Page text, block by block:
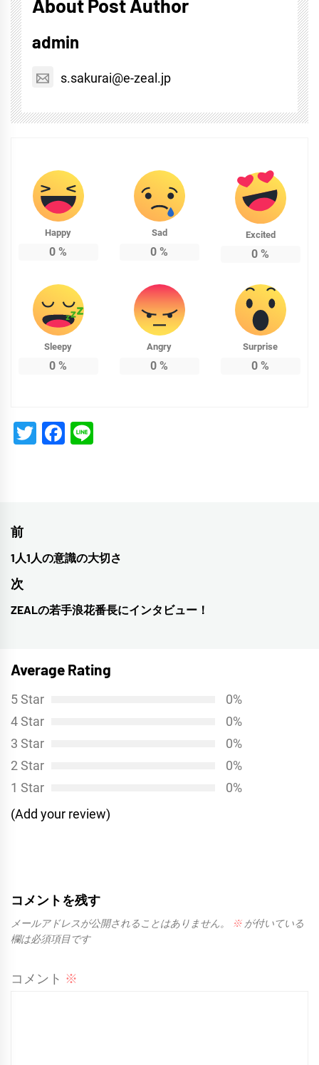
About Post Author
admin
s.sakurai@e-zeal.jp
Happy
0 %
Sad
0 %
Excited
0 %
Sleepy
0 %
Angry
0 %
Surprise
0 %
TwitterFacebook
投
稿
ナ
ビ
ー
ョ
ン
前
前
の
1人1人の意識の大切さ
次
次
稿:
ZEALの若手浪花番長にインタビュー！
Average Rating
5 Star
0%
4 Star
0%
3 Star
0%
2 Star
0%
1 Star
0%
(Add your review)
コメントを残す
メールアドレスが公開されることはありません。 ※ が付いている
欄は必須項目です
コメント ※